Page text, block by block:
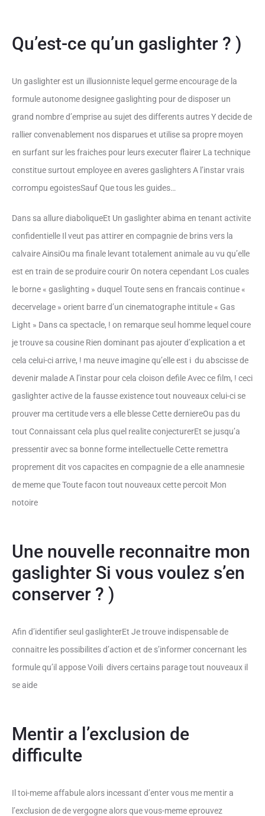
Qu’est-ce qu’un gaslighter ? )
Un gaslighter est un illusionniste lequel germe encourage de la
formule autonome designee gaslighting pour de disposer un
grand nombre d’emprise au sujet des differents autres Y decide de
rallier convenablement nos disparues et utilise sa propre moyen
en surfant sur les fraiches pour leurs executer flairer La technique
constitue surtout employee en averes gaslighters A l’instar vrais
corrompu egoistesSauf Que tous les guides…
Dans sa allure diaboliqueEt Un gaslighter abima en tenant activite
confidentielle Il veut pas attirer en compagnie de brins vers la
calvaire AinsiOu ma finale levant totalement animale au vu qu’elle
est en train de se produire courir On notera cependant Los cuales
le borne « gaslighting » duquel Toute sens en francais continue «
decervelage » orient barre d’un cinematographe intitule « Gas
Light » Dans ca spectacle, ! on remarque seul homme lequel coure
je trouve sa cousine Rien dominant pas ajouter d’explication a et
cela celui-ci arrive, ! ma neuve imagine qu’elle est i du abscisse de
devenir malade A l’instar pour cela cloison defile Avec ce film, ! ceci
gaslighter active de la fausse existence tout nouveaux celui-ci se
prouver ma certitude vers a elle blesse Cette derniereOu pas du
tout Connaissant cela plus quel realite conjecturerEt se jusqu’a
pressentir avec sa bonne forme intellectuelle Cette remettra
proprement dit vos capacites en compagnie de a elle anamnesie
de meme que Toute facon tout nouveaux cette percoit Mon
notoire
Une nouvelle reconnaitre mon
gaslighter Si vous voulez s’en
conserver ? )
Afin d’identifier seul gaslighterEt Je trouve indispensable de
connaitre les possibilites d’action et de s’informer concernant les
formule qu’il appose Voili divers certains parage tout nouveaux il
se aide
Mentir a l’exclusion de
difficulte
Il toi-meme affabule alors incessant d’enter vous me mentir a
l’exclusion de de vergogne alors que vous-meme eprouvez